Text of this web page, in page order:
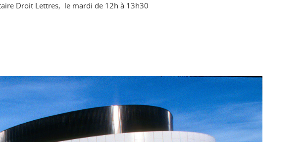
Droit Lettres, le mardi de 12h à 13h30